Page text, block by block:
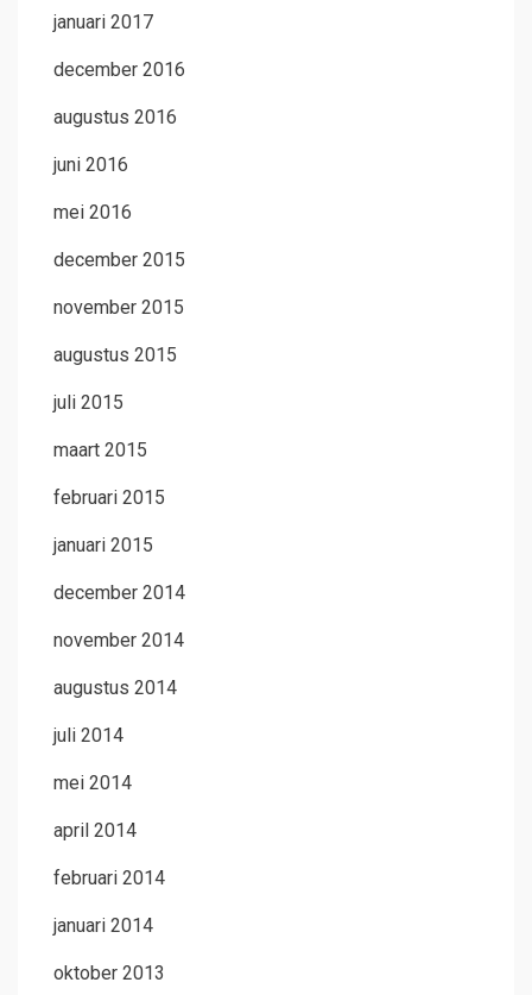
januari 2017
december 2016
augustus 2016
juni 2016
mei 2016
december 2015
november 2015
augustus 2015
juli 2015
maart 2015
februari 2015
januari 2015
december 2014
november 2014
augustus 2014
juli 2014
mei 2014
april 2014
februari 2014
januari 2014
oktober 2013